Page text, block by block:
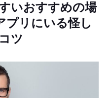
いおすすめの場
プリにいる怪し
ツ